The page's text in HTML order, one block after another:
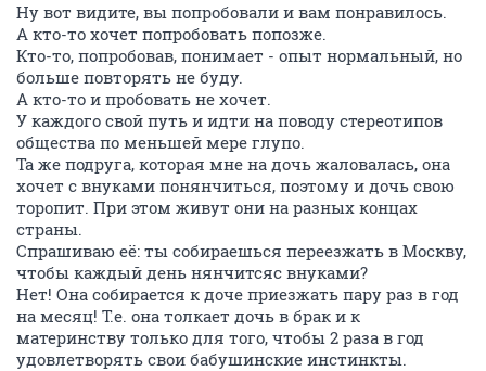
Ну вот видите, вы попробовали и вам понравилось.
А кто-то хочет попробовать попозже.
Кто-то, попробовав, понимает - опыт нормальный, но
больше повторять не буду.
А кто-то и пробовать не хочет.
У каждого свой путь и идти на поводу стереотипов
общества по меньшей мере глупо.
Та же подруга, которая мне на дочь жаловалась, она
хочет с внуками понянчиться, поэтому и дочь свою
торопит. При этом живут они на разных концах
страны.
Спрашиваю её: ты собираешься переезжать в Москву,
чтобы каждый день нянчитсяс внуками?
Нет! Она собирается к доче приезжать пару раз в год
на месяц! Т.е. она толкает дочь в брак и к
материнству только для того, чтобы 2 раза в год
удовлетворять свои бабушинские инстинкты.